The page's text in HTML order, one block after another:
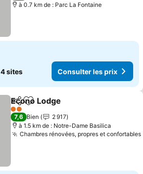
à 0.7 km de : Parc La Fontaine
4 sites Consulter les prix
PartagerAjouter à mes favoris
Econo Lodge
2 Étoiles
7,6 Bien
2 917
à 1.5 km de : Notre-Dame Basilica
Chambres rénovées, propres et confortables